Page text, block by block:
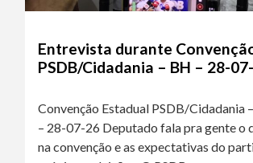
Entrevista durante
PSDB/Cidadania – BH – 28-
Convenção Estadual PSDB/Cidadania
– 28-07-26 Deputado fala pra gente o
na convenção e as expectativas do